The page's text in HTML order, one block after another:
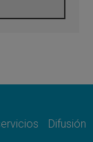
del
Difusión